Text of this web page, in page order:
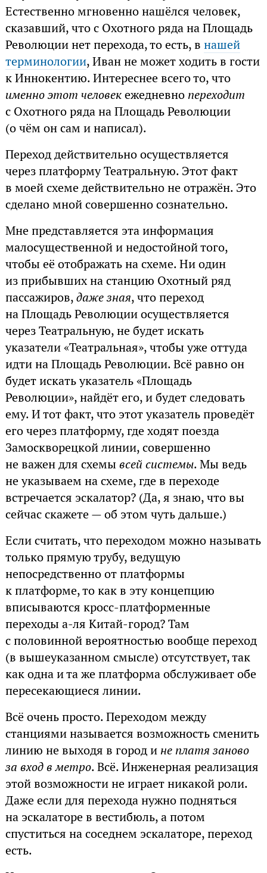
Естественно мгновенно нашёлся человек,
сказавший, что с Охотного ряда на Площадь
Революции нет перехода, то есть, в нашей
терминологии, Иван не может ходить в гости
к Иннокентию. Интереснее всего то, что
именно этот человекежедневно переходит
с Охотного ряда на Площадь Революции
(о чём он сам и написал).
Переход действительно осуществляется
через платформу Театральную. Этот факт
в моей схеме действительно не отражён. Это
сделано мной совершенно сознательно.
Мне представляется эта информация
малосущественной и недостойной того,
чтобы её отображать на схеме. Ни один
из прибывших на станцию Охотный ряд
пассажиров,даже зная, что переход
на Площадь Революции осуществляется
через Театральную, не будет искать
указатели «Театральная», чтобы уже оттуда
идти на Площадь Революции. Всё равно он
будет искать указатель «Площадь
Революции», найдёт его, и будет следовать
ему. И тот факт, что этот указатель проведёт
его через платформу, где ходят поезда
Замоскворецкой линии, совершенно
не важен для схемы всей системы. Мы ведь
не указываем на схеме, где в переходе
встречается эскалатор? (Да, я знаю, что вы
сейчас скажете — об этом чуть дальше.)
Если считать, что переходом можно называть
только прямую трубу, ведущую
непосредственно от платформы
к платформе, то как в эту концепцию
вписываются кросс-платформенные
переходы а-ля Китай-город? Там
с половинной вероятностью вообще переход
(в вышеуказанном смысле) отсутствует, так
как одна и та же платформа обслуживает обе
пересекающиеся линии.
Всё очень просто. Переходом между
станциями называется возможность сменить
линию не выходя в город и не платя заново
за вход в метро. Всё. Инженерная реализация
этой возможности не играет никакой роли.
Даже если для перехода нужно подняться
на эскалаторе в вестибюль, а потом
спуститься на соседнем эскалаторе, переход
есть.